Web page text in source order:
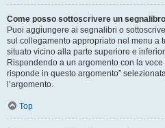
Come posso sottoscrivere un
Puoi aggiungere ai segnalibri o
sul collegamento appropriato nel menu a
situato vicino alla parte superiore e
Rispondendo a un argomento con la
risponde in questo argomento”
l’argomento.
Top